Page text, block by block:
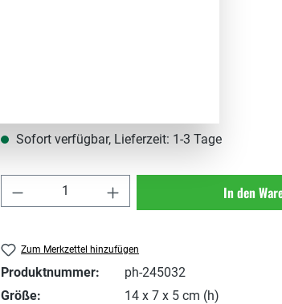
Sofort verfügbar, Lieferzeit: 1-3 Tage
Produkt Anzahl: Gib den In den
Zum Merkzettel hinzufügen
Produktnummer:
ph-245032
Größe:
14 x 7 x 5 cm (h)